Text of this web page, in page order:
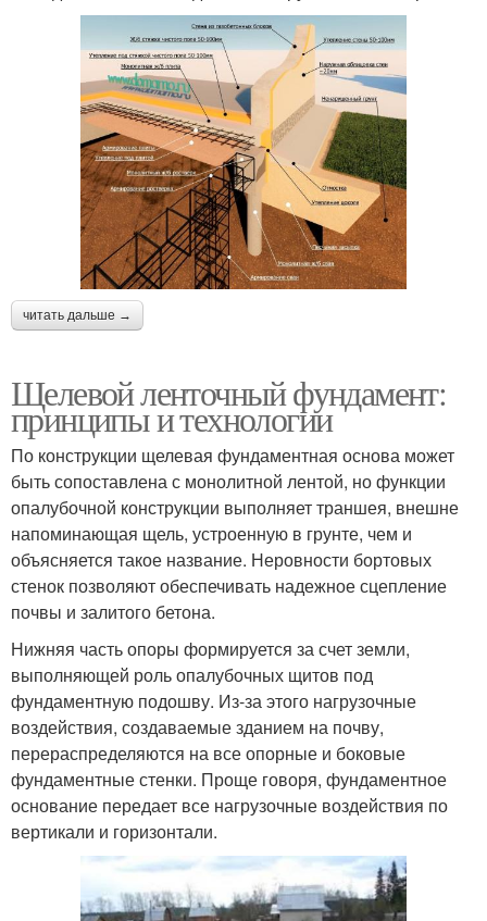
читать дальше →
Щелевой ленточный фундамент:
принципы и технологии
По конструкции щелевая фундаментная основа может
быть сопоставлена с монолитной лентой, но функции
опалубочной конструкции выполняет траншея, внешне
напоминающая щель, устроенную в грунте, чем и
объясняется такое название. Неровности бортовых
стенок позволяют обеспечивать надежное сцепление
почвы и залитого бетона.
Нижняя часть опоры формируется за счет земли,
выполняющей роль опалубочных щитов под
фундаментную подошву. Из-за этого нагрузочные
воздействия, создаваемые зданием на почву,
перераспределяются на все опорные и боковые
фундаментные стенки. Проще говоря, фундаментное
основание передает все нагрузочные воздействия по
вертикали и горизонтали.